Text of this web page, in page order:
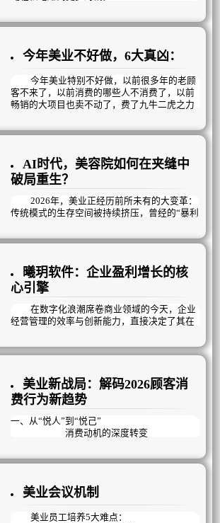
但靠短期促销和价格战，无非是透支未来业
真正的破局之道，在于构建可持续的自循环盈
利模式！
今年美业不好做，6大真凶：
今年美业特别不好做，以前很多年的老顾
客不来了，以前消费的哪些人不消费了，以前
畅销的大项目也卖不动了，费了九牛二虎之力
了，有质量的新客没有了……是什么导致的？
几个方面：
AI时代，美容院如何在夹缝中
破局重生？
2026年，美业正经历前所未有的大变革：
传统模式的生存空间被持续挤压，曾经的“暴利
现实。美容院老板们陷入了越努力越焦虑的怪
项目，结果是“做活动有业绩，不做活动没业
绩”；陷入恶性循环。
与此同时，人员不稳定成为悬在门店头上
的达摩克利斯之剑：老员工资历深但动力不
难，每天在背专业、练手法、赶学习的高压下
疲惫不堪，稍有风吹草动就选择离开。而最直
持续下滑，到店后也多是“躺平式消费”，流失
率逐年攀升，复购率跌入谷底，利润率一路向
下，门店经营举步维艰。
曦玥软件：企业盈利增长的核
心引擎
在数字化浪潮席卷商业领域的今天，企业
经营管理的效率与创新能力，直接决定了其在
曦玥扁平化流程管理，作为专注企业经营
决方案、私人定制的盈利模式与高效落地的执
行体系，成为众多企业实现业绩突破、管理升
级的核心伙伴。
美业新战局：解码2026顾客消
费行为新趋势
一、从“悦人”到“悦己”
消费动机的深度转变
在2026年的美业市场，消费者的核心动机
外界的审美眼光，获得他人的认可。但如今，
“变美能够让自己更快乐”成为约一半用户选择
医美的核心原因。这种消费观念的转变，使得
美业会议机制
美业员工培养5大难点：